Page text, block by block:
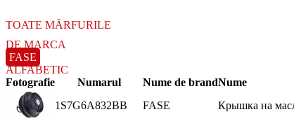
TOATE MĂRFURILE
DE MARCA
FASE
ALFABETIC
Fotografie
Numarul Nume de brandNume
1S7G6A832BB
FASE Крышка на